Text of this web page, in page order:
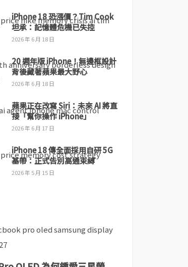
iPhone 18 恐漲價？Tim Cook
坦承：記憶體危機已失控
2026 年 6 月 18 日
20 週年版 iPhone！無邊框設計
背後藏著蘋果最大野心
2026 年 6 月 18 日
蘋果正在改寫 Siri：未來 AI 將直
接「幫你操作 iPhone」
2026 年 6 月 17 日
iPhone 18 傳全面採用自研 5G
基帶：正式告別高通束縛
2026 年 5 月 15 日